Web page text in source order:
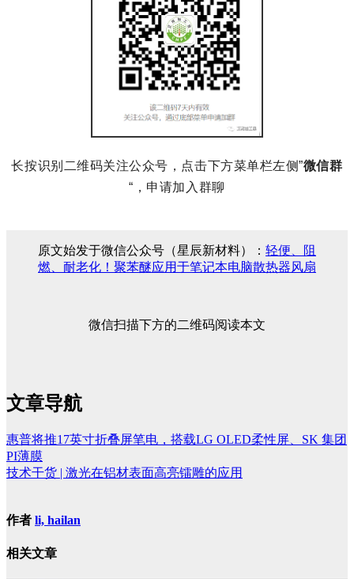
长按识别二维码关注公众号，点击下方菜单栏左侧”微信群
“，申请加入群聊
原文始发于微信公众号（星辰新材料）： 轻便、阻
燃、耐老化！聚苯醚应用于笔记本电脑散热器风扇
微信扫描下方的二维码阅读本文
文章导航
惠普将推17英寸折叠屏笔电，搭载LG OLED柔性屏、SK 集团
PI薄膜
技术干货 | 激光在铝材表面高亮镭雕的应用
作者 li, hailan
相关文章